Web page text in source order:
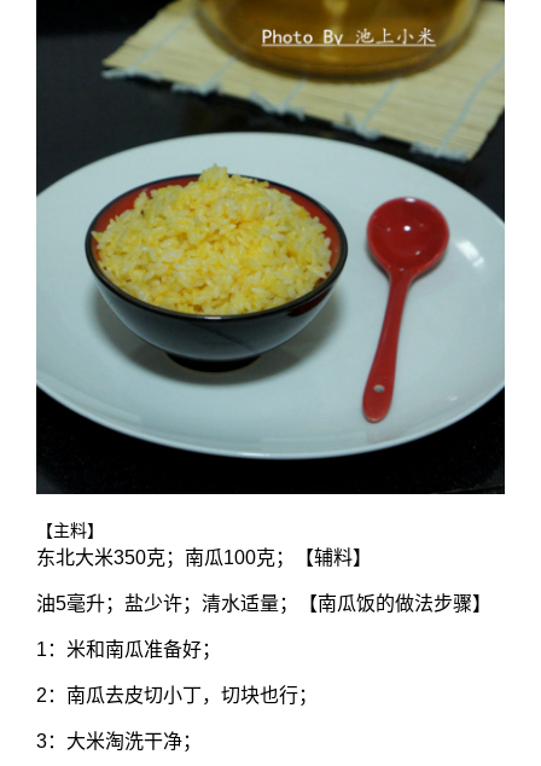
【主料】
东北大米350克；南瓜100克；【辅料】
油5毫升；盐少许；清水适量；【南瓜饭的做法步骤】
1：米和南瓜准备好；
2：南瓜去皮切小丁，切块也行；
3：大米淘洗干净；